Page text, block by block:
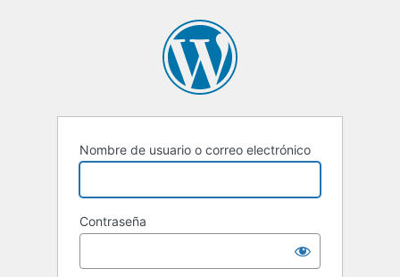
Nombre de usuario o correo electrónico
Contraseña